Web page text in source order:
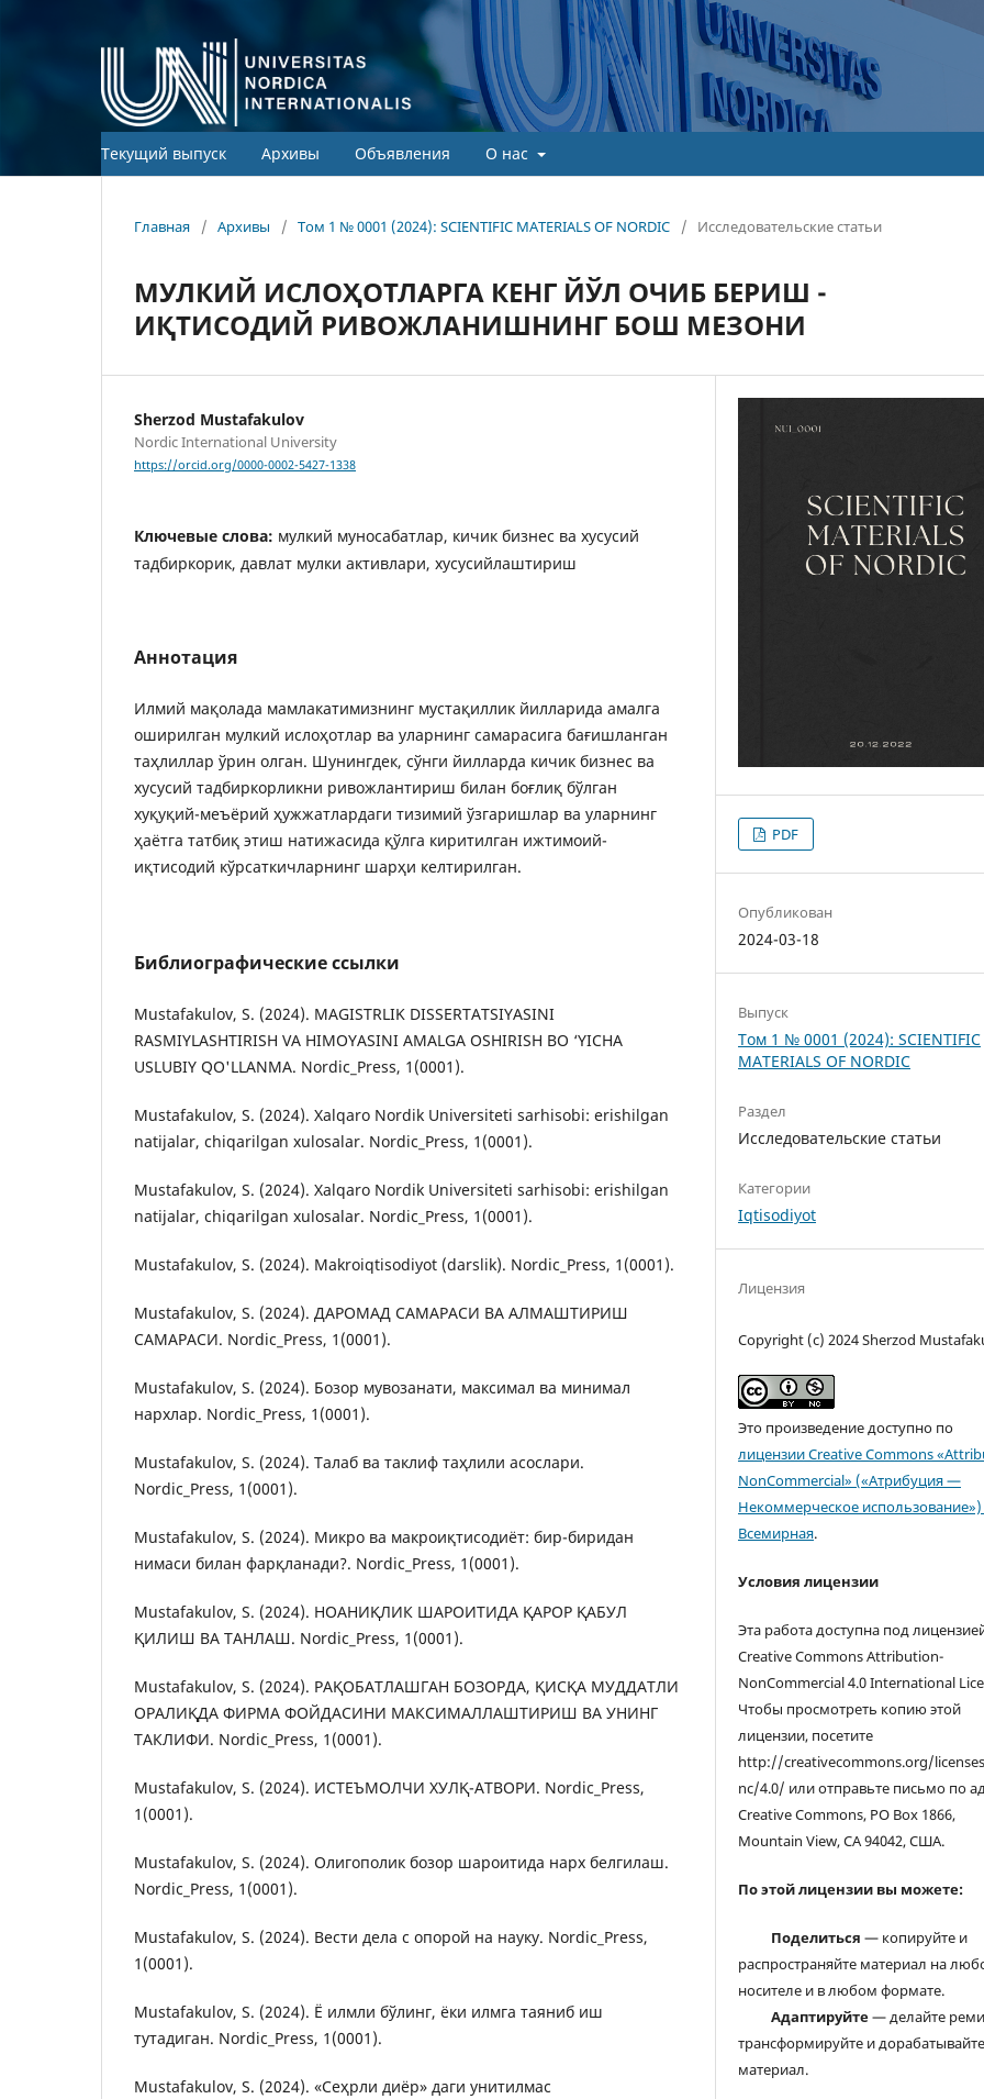
Текущий выпуск Архивы Объявления О нас
Главная / Архивы / Том 1 № 0001 (2024): SCIENTIFIC MATERIALS OF NORDIC / Исследовательские статьи
МУЛКИЙ ИСЛОҲОТЛАРГА КЕНГ ЙЎЛ ОЧИБ БЕРИШ -
ИҚТИСОДИЙ РИВОЖЛАНИШНИНГ БОШ МЕЗОНИ
Sherzod Mustafakulov
Nordic International University
https://orcid.org/0000-0002-5427-1338
Ключевые слова: мулкий муносабатлар, кичик бизнес ва хусусий
тадбиркорик, давлат мулки активлари, хусусийлаштириш
Аннотация
Илмий мақолада мамлакатимизнинг мустақиллик йилларида амалга
оширилган мулкий ислоҳотлар ва уларнинг самарасига бағишланган
таҳлиллар ўрин олган. Шунингдек, сўнги йилларда кичик бизнес ва
хусусий тадбиркорликни ривожлантириш билан боғлиқ бўлган
хуқуқий-меъёрий ҳужжатлардаги тизимий ўзгаришлар ва уларнинг
ҳаётга татбиқ этиш натижасида қўлга киритилган ижтимоий-
иқтисодий кўрсаткичларнинг шарҳи келтирилган.
Библиографические ссылки
Mustafakulov, S. (2024). MAGISTRLIK DISSERTATSIYASINI
RASMIYLASHTIRISH VA HIMOYASINI AMALGA OSHIRISH BO ‘YICHA
USLUBIY QO'LLANMA. Nordic_Press, 1(0001).
Mustafakulov, S. (2024). Xalqaro Nordik Universiteti sarhisobi: erishilgan
natijalar, chiqarilgan xulosalar. Nordic_Press, 1(0001).
Mustafakulov, S. (2024). Xalqaro Nordik Universiteti sarhisobi: erishilgan
natijalar, chiqarilgan xulosalar. Nordic_Press, 1(0001).
Mustafakulov, S. (2024). Makroiqtisodiyot (darslik). Nordic_Press, 1(0001).
Mustafakulov, S. (2024). ДАРОМАД САМАРАСИ ВА АЛМАШТИРИШ
САМАРАСИ. Nordic_Press, 1(0001).
Mustafakulov, S. (2024). Бозор мувозанати, максимал ва минимал
нархлар. Nordic_Press, 1(0001).
Mustafakulov, S. (2024). Талаб ва таклиф таҳлили асослари.
Nordic_Press, 1(0001).
Mustafakulov, S. (2024). Микро ва макроиқтисодиёт: бир-биридан
нимаси билан фарқланади?. Nordic_Press, 1(0001).
Mustafakulov, S. (2024). НОАНИҚЛИК ШАРОИТИДА ҚАРОР ҚАБУЛ
ҚИЛИШ ВА ТАНЛАШ. Nordic_Press, 1(0001).
Mustafakulov, S. (2024). РАҚОБАТЛАШГАН БОЗОРДА, ҚИСҚА МУДДАТЛИ
ОРАЛИҚДА ФИРМА ФОЙДАСИНИ МАКСИМАЛЛАШТИРИШ ВА УНИНГ
ТАКЛИФИ. Nordic_Press, 1(0001).
Mustafakulov, S. (2024). ИСТЕЪМОЛЧИ ХУЛҚ-АТВОРИ. Nordic_Press,
1(0001).
Mustafakulov, S. (2024). Олигополик бозор шароитида нарх белгилаш.
Nordic_Press, 1(0001).
Mustafakulov, S. (2024). Вести дела с опорой на науку. Nordic_Press,
1(0001).
Mustafakulov, S. (2024). Ё илмли бўлинг, ёки илмга таяниб иш
тутадиган. Nordic_Press, 1(0001).
Mustafakulov, S. (2024). «Сеҳрли диёр» даги унитилмас
PDF
Опубликован
2024-03-18
Выпуск
Том 1 № 0001 (2024): SCIENTIFIC
MATERIALS OF NORDIC
Раздел
Исследовательские статьи
Категории
Iqtisodiyot
Лицензия
Copyright (c) 2024 Sherzod
Это произведение доступно по
лицензии Creative Commons
NonCommercial» («Атрибуция —
Некоммерческое использование»)
Всемирная.
Условия лицензии
Эта работа доступна под
Creative Commons Attribution-
NonCommercial 4.0 International
Чтобы просмотреть копию этой
лицензии, посетите
http://creativecommons.org/
nc/4.0/ или отправьте письмо по
Creative Commons, PO Box 1866,
Mountain View, CA 94042, США.
По этой лицензии вы можете:
Поделиться — копируйте и
распространяйте материал на
носителе и в любом формате.
Адаптируйте— делайте
трансформируйте и дорабатывайте
материал.